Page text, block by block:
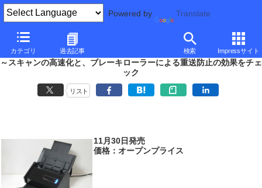
Powered by Translate
カテゴリ 過去記事 検索 Impressサイト
山口真弘の電子書籍タッチアンドトライ
PFUのドキュメントスキャナ「ScanSnap iX500」を試す(前編)
～スキャンの高速化と、ブレーキローラーによる重送防止の効果をチェ
ック
リスト
11月30日発売
価格：オープンプライス